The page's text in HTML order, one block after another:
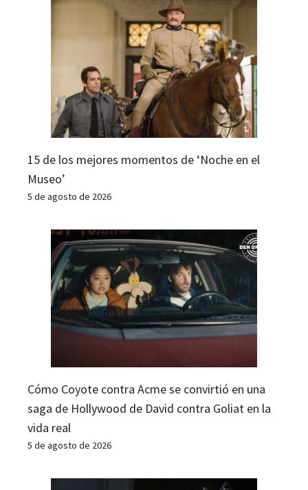
15 de los mejores momentos de ‘Noche en el
Museo’
5 de agosto de 2026
Cómo Coyote contra Acme se convirtió en una
saga de Hollywood de David contra Goliat en la
vida real
5 de agosto de 2026